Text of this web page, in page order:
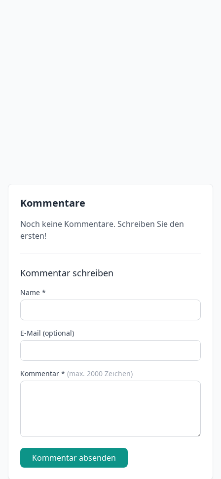
Kommentare
Noch keine Kommentare. Schreiben Sie den
ersten!
Kommentar schreiben
Name *
E-Mail (optional)
Kommentar * (max. 2000 Zeichen)
Kommentar absenden